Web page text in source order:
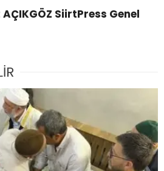
SiirtPress Genel